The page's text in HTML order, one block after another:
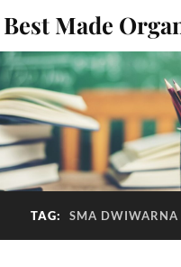
Best Made
TAG: SMA DWIWARNA